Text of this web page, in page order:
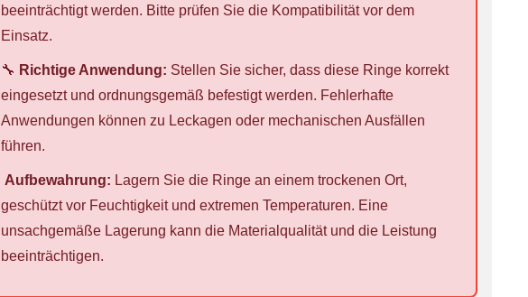
beeinträchtigt werden. Bitte prüfen Sie die Kompatibilität vor dem
Einsatz.
🔧 Richtige Anwendung: Stellen Sie sicher, dass diese Ringe korrekt
eingesetzt und ordnungsgemäß befestigt werden. Fehlerhafte
Anwendungen können zu Leckagen oder mechanischen Ausfällen
führen.
Aufbewahrung: Lagern Sie die Ringe an einem trockenen Ort,
geschützt vor Feuchtigkeit und extremen Temperaturen. Eine
unsachgemäße Lagerung kann die Materialqualität und die Leistung
beeinträchtigen.